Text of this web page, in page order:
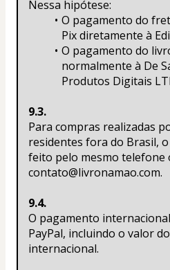
Nessa hipótese:
O pagamento do
Pix diretamente à
O pagamento do
normalmente à De
Produtos Digitais
9.3.
Para compras realizadas
residentes fora do Brasil,
feito pelo mesmo telefone
contato@livronamao.com.
9.4.
O pagamento
PayPal, incluindo o valor
internacional.